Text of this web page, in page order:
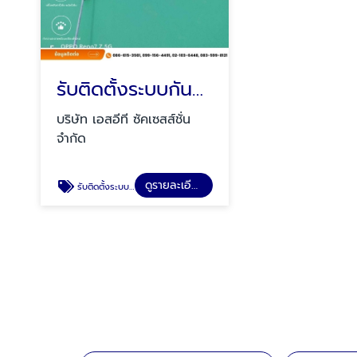
รับติดตั้งระบบกันซึมดาดฟ้า
บริษัท เอสอีที ซัคเซสส์ชั่น
จำกัด
รับติดตั้งระบบกันซึมดาดฟ้า ดูรายละเอียด